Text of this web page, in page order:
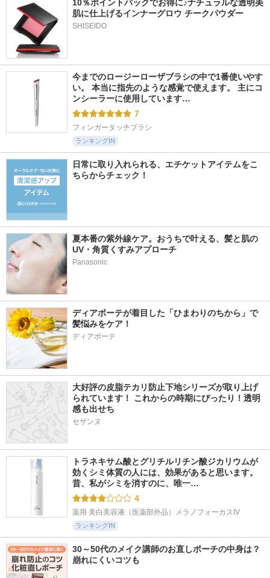
10％ポイントバックでお得に♪ナチュラルな透明美
肌に仕上げるインナーグロウ チークパウダー
SHISEIDO
今までのロージーローザブラシの中で1番使いやす
い。 本当に指先のような感覚で使えます。 主にコ
ンシーラーに使用しています…
7
フィンガータッチブラシ
ランキングIN
日常に取り入れられる、エチケットアイテムをこ
ちらからチェック！
夏本番の紫外線ケア。おうちで叶える、髪と肌の
UV・角質くすみアプローチ
Panasonic
ディアボーテが着目した「ひまわりのちから」で
髪悩みをケア！
ディアボーテ
大好評の皮脂テカリ防止下地シリーズが取り上げ
られています！ これからの時期にぴったり！透明
感も出せち
セザンヌ
トラネキサム酸とグリチルリチン酸ジカリウムが
効くシミ体質の人には、効果があると思います。
昔、私がシミを消すのに、唯一…
4
薬用 美白美容液（医薬部外品）メラノフォーカスIV
ランキングIN
30～50代のメイク講師のお直しポーチの中身は？
崩れにくいコツも